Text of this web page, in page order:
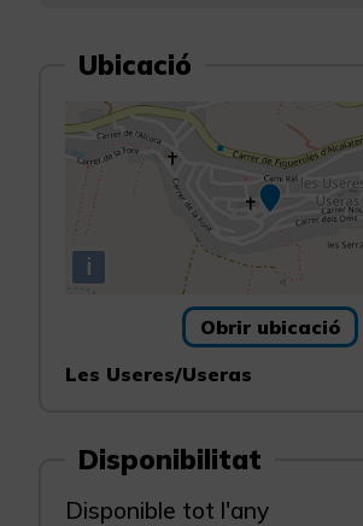
Ubicació
i
Obrir ubicació
Les Useres/Useras
Disponibilitat
Disponible tot l'any